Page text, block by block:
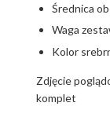
Średnica
Waga
Kolor
Zdjęcie
komplet